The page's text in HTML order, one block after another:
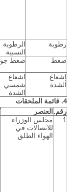
رطوبة
الرطوبة
النسبية
ضغط ضغط
إشعاع
الشدة
اشعاع
شمسي
الشدة
4. قائمة الملحقات
رقم. العنصر
1
مجلس الوزراء
للاتصالات في
الهواء الطلق